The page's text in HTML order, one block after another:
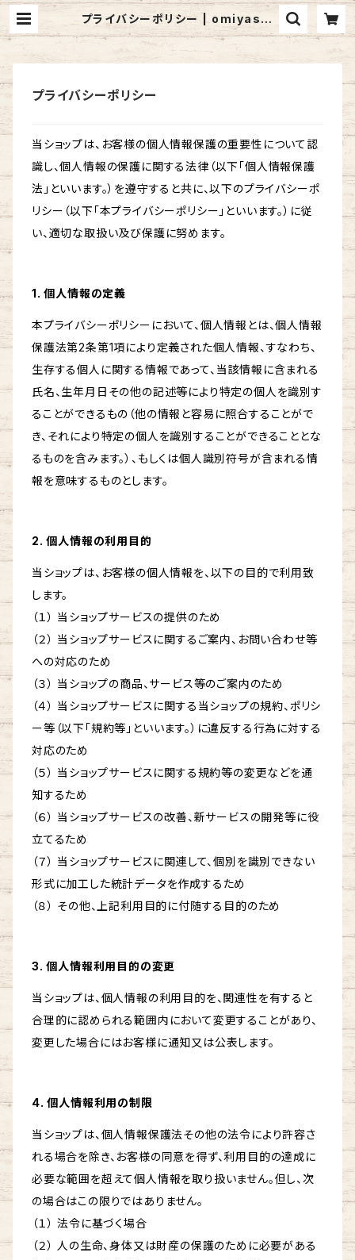
プライバシーポリシー | omiyashi
mai
プライバシーポリシー
当ショップは、お客様の個人情報保護の重要性について認
識し、個人情報の保護に関する法律（以下「個人情報保護
法」といいます。）を遵守すると共に、以下のプライバシーポ
リシー（以下「本プライバシーポリシー」といいます。）に従
い、適切な取扱い及び保護に努めます。
1. 個人情報の定義
本プライバシーポリシーにおいて、個人情報とは、個人情報
保護法第2条第1項により定義された個人情報、すなわち、
生存する個人に関する情報であって、当該情報に含まれる
氏名、生年月日その他の記述等により特定の個人を識別す
ることができるもの（他の情報と容易に照合することがで
き、それにより特定の個人を識別することができることとな
るものを含みます。）、もしくは個人識別符号が含まれる情
報を意味するものとします。
2. 個人情報の利用目的
当ショップは、お客様の個人情報を、以下の目的で利用致
します。
（１） 当ショップサービスの提供のため
（２） 当ショップサービスに関するご案内、お問い合わせ等
への対応のため
（３） 当ショップの商品、サービス等のご案内のため
（４） 当ショップサービスに関する当ショップの規約、ポリシ
ー等（以下「規約等」といいます。）に違反する行為に対する
対応のため
（５） 当ショップサービスに関する規約等の変更などを通
知するため
（６） 当ショップサービスの改善、新サービスの開発等に役
立てるため
（７） 当ショップサービスに関連して、個別を識別できない
形式に加工した統計データを作成するため
（８） その他、上記利用目的に付随する目的のため
3. 個人情報利用目的の変更
当ショップは、個人情報の利用目的を、関連性を有すると
合理的に認められる範囲内において変更することがあり、
変更した場合にはお客様に通知又は公表します。
4. 個人情報利用の制限
当ショップは、個人情報保護法その他の法令により許容さ
れる場合を除き、お客様の同意を得ず、利用目的の達成に
必要な範囲を超えて個人情報を取り扱いません。但し、次
の場合はこの限りではありません。
（１） 法令に基づく場合
（２） 人の生命、身体又は財産の保護のために必要がある